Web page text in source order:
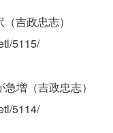
吉政忠志）
5115/
増（吉政忠志）
5114/